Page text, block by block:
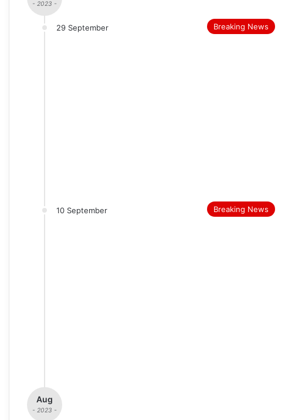
- 2023 -
29 September Breaking News
10 September Breaking News
Aug
- 2023 -